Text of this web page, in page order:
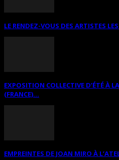
LE RENDEZ-VOUS DES ARTISTES
EXPOSITION COLLECTIVE D’ÉTÉ À
(FRANCE)...
EMPREINTES DE JOAN MIRO À